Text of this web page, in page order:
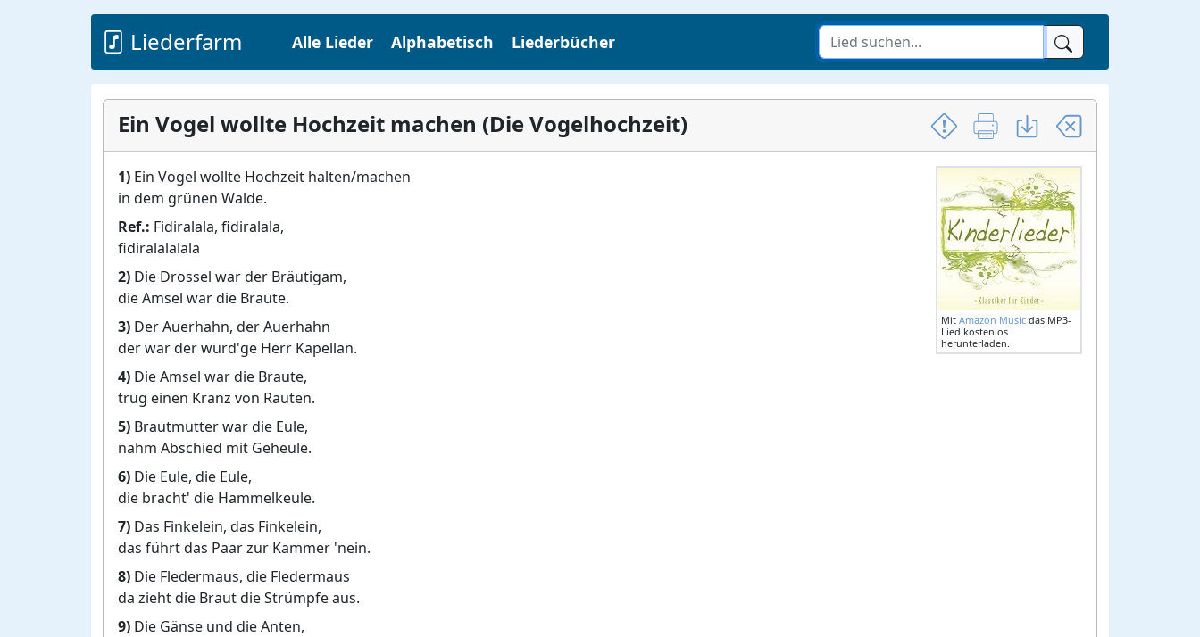
Liederfarm Alle Lieder Alphabetisch Liederbücher
Ein Vogel wollte Hochzeit machen (Die Vogelhochzeit)
Mit Amazon Music das MP3-
Lied kostenlos
herunterladen.
1) Ein Vogel wollte Hochzeit halten/machen
in dem grünen Walde.
Ref.: Fidiralala, fidiralala,
fidiralalalala
2) Die Drossel war der Bräutigam,
die Amsel war die Braute.
3) Der Auerhahn, der Auerhahn
der war der würd'ge Herr Kapellan.
4) Die Amsel war die Braute,
trug einen Kranz von Rauten.
5) Brautmutter war die Eule,
nahm Abschied mit Geheule.
6) Die Eule, die Eule,
die bracht' die Hammelkeule.
7) Das Finkelein, das Finkelein,
das führt das Paar zur Kammer 'nein.
8) Die Fledermaus, die Fledermaus
da zieht die Braut die Strümpfe aus.
9) Die Gänse und die Anten,